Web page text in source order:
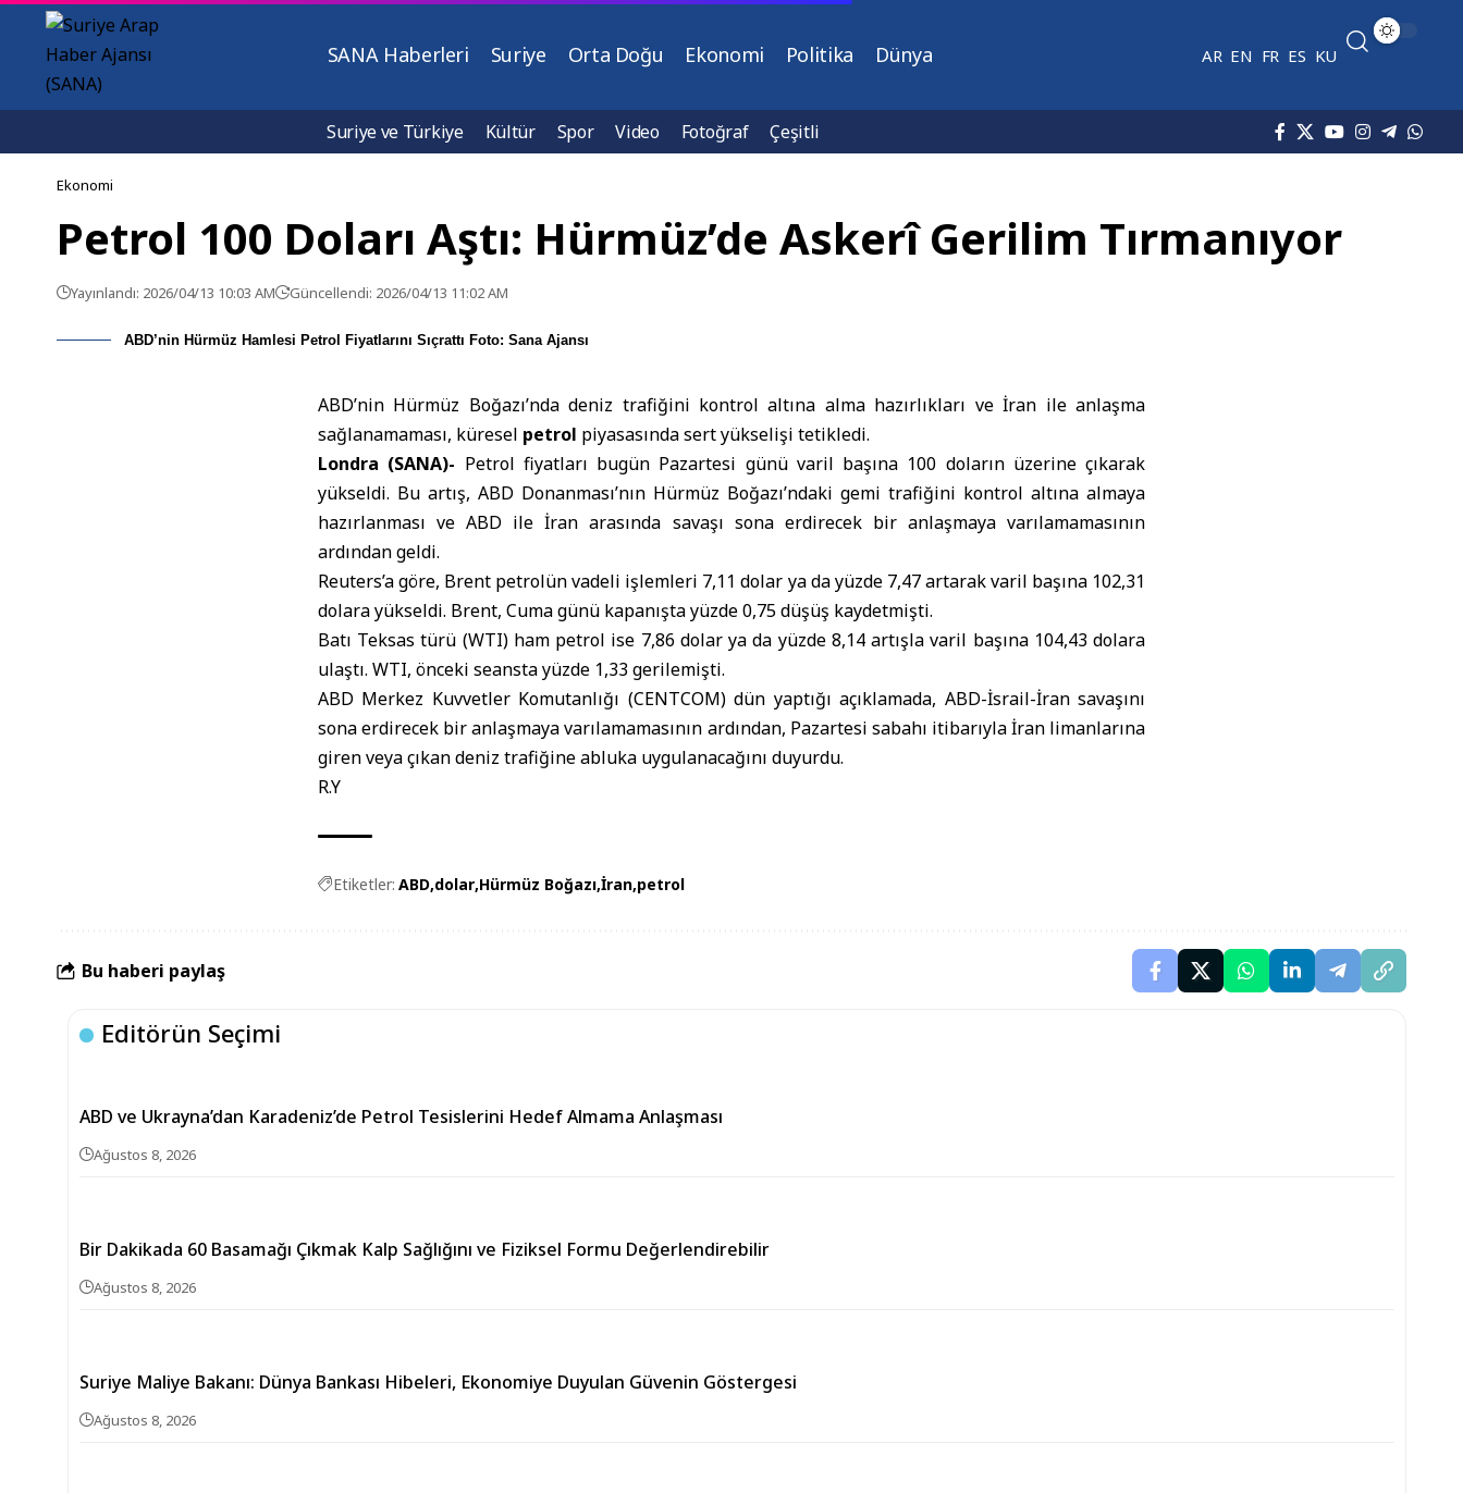
SANA Haberleri Suriye Orta Doğu Ekonomi Politika Dünya AR EN FR ES KU
Suriye ve Türkiye Kültür Spor Video Fotoğraf Çeşitli
Ekonomi
Petrol 100 Doları Aştı: Hürmüz’de Askerî Gerilim Tırmanıyor
Yayınlandı: 2026/04/13 10:03 AM Güncellendi: 2026/04/13 11:02 AM
ABD’nin Hürmüz Hamlesi Petrol Fiyatlarını Sıçrattı Foto: Sana Ajansı
ABD’nin Hürmüz Boğazı’nda deniz trafiğini kontrol altına alma hazırlıkları ve İran ile anlaşma
sağlanamaması, küresel petrol piyasasında sert yükselişi tetikledi.
Londra (SANA)- Petrol fiyatları bugün Pazartesi günü varil başına 100 doların üzerine çıkarak
yükseldi. Bu artış, ABD Donanması’nın Hürmüz Boğazı’ndaki gemi trafiğini kontrol altına almaya
hazırlanması veABD ileİran arasında savaşı sona erdirecek bir anlaşmaya varılamamasının
ardından geldi.
Reuters’a göre, Brent petrolün vadeli işlemleri 7,11 dolar ya da yüzde 7,47 artarak varil başına 102,31
dolara yükseldi. Brent, Cuma günü kapanışta yüzde 0,75 düşüş kaydetmişti.
Batı Teksas türü (WTI) ham petrol ise 7,86 dolar ya da yüzde 8,14 artışla varil başına 104,43 dolara
ulaştı. WTI, önceki seansta yüzde 1,33 gerilemişti.
ABD Merkez Kuvvetler Komutanlığı (CENTCOM) dün yaptığı açıklamada, ABD-İsrail-İran savaşını
sona erdirecek bir anlaşmaya varılamamasının ardından, Pazartesi sabahı itibarıyla İran limanlarına
giren veya çıkan deniz trafiğine abluka uygulanacağını duyurdu.
R.Y
Etiketler: ABD dolar Hürmüz Boğazı İran petrol
Bu haberi paylaş
Editörün Seçimi
ABD ve Ukrayna’dan Karadeniz’de Petrol Tesislerini Hedef Almama Anlaşması
Ağustos 8, 2026
Bir Dakikada 60 Basamağı Çıkmak Kalp Sağlığını ve Fiziksel Formu Değerlendirebilir
Ağustos 8, 2026
Suriye Maliye Bakanı: Dünya Bankası Hibeleri, Ekonomiye Duyulan Güvenin Göstergesi
Ağustos 8, 2026